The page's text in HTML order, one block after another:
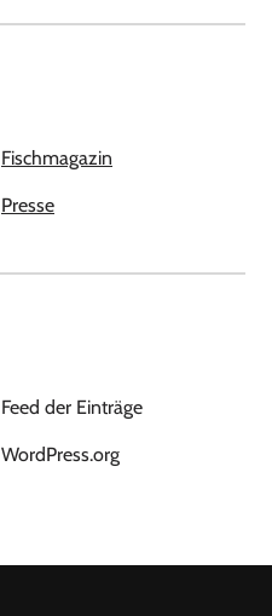
Fischmagazin
Presse
Feed der Einträge
WordPress.org